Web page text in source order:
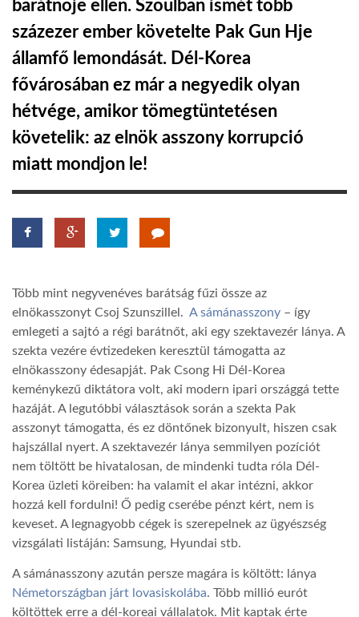
HÍR3D
TROPICALMAGAZIN
GLOBOTV
AFRIKA TUDÁSTÁR
A NAP SZÉPE
LINKTR.EE
GLOBOZSARU
LATIMO.HU
GLOBOBOOK
barátnője ellen. Szöulban ismét több
százezer ember követelte Pak Gun Hje
államfő lemondását. Dél-Korea
fővárosában ez már a negyedik olyan
hétvége, amikor tömegtüntetésen
követelik: az elnök asszony korrupció
miatt mondjon le!
Több mint negyvenéves barátság fűzi össze az
elnökasszonyt Csoj Szunszillel. A sámánasszony – így
emlegeti a sajtó a régi barátnőt, aki egy szektavezér lánya. A
szekta vezére évtizedeken keresztül támogatta az
elnökasszony édesapját. Pak Csong Hi Dél-Korea
keménykezű diktátora volt, aki modern ipari országgá tette
hazáját. A legutóbbi választások során a szekta Pak
asszonyt támogatta, és ez döntőnek bizonyult, hiszen csak
hajszállal nyert. A szektavezér lánya semmilyen pozíciót
nem töltött be hivatalosan, de mindenki tudta róla Dél-
Korea üzleti köreiben: ha valamit el akar intézni, akkor
hozzá kell fordulni! Ő pedig cserébe pénzt kért, nem is
keveset. A legnagyobb cégek is szerepelnek az ügyészség
vizsgálati listáján: Samsung, Hyundai stb.
A sámánasszony azután persze magára is költött: lánya
Németországban járt lovasiskolába. Több millió eurót
költöttek erre a dél-koreai vállalatok. Mit kaptak érte